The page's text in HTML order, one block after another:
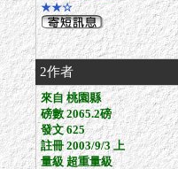
★★☆
2作者
來自 桃園縣
磅數 2065.2磅
發文 625
註冊 2003/9/3 上
量級 超重量級